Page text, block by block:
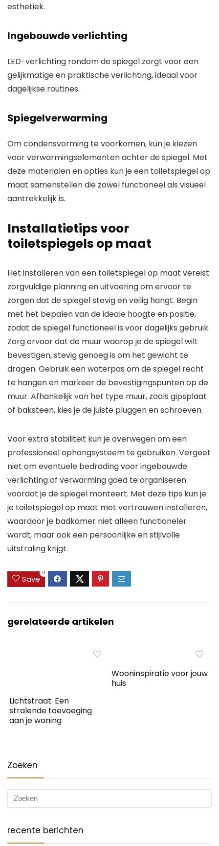
esthetiek.
Ingebouwde verlichting
LED-verlichting rondom de spiegel zorgt voor een
gelijkmatige en praktische verlichting, ideaal voor
dagelijkse routines.
Spiegelverwarming
Om condensvorming te voorkomen, kun je kiezen
voor verwarmingselementen achter de spiegel. Met
deze materialen en opties kun je een toiletspiegel op
maat samenstellen die zowel functioneel als visueel
aantrekkelijk is.
Installatietips voor
toiletspiegels op maat
Het installeren van een toiletspiegel op maat vereist
zorgvuldige planning en uitvoering om ervoor te
zorgen dat de spiegel stevig en veilig hangt. Begin
met het bepalen van de ideale hoogte en positie,
zodat de spiegel functioneel is voor dagelijks gebruik.
Zorg ervoor dat de muur waarop je de spiegel wilt
bevestigen, stevig genoeg is om het gewicht te
dragen. Gebruik een waterpas om de spiegel recht
te hangen en markeer de bevestigingspunten op de
muur. Afhankelijk van het type muur, zoals gipsplaat
of baksteen, kies je de juiste pluggen en schroeven.
Voor extra stabiliteit kun je overwegen om een
professioneel ophangsysteem te gebruiken. Vergeet
niet om eventuele bedrading voor ingebouwde
verlichting of verwarming goed te organiseren
voordat je de spiegel monteert. Met deze tips kun je
je toiletspiegel op maat met vertrouwen installeren,
waardoor je badkamer niet alleen functioneler
wordt, maar ook een persoonlijke en stijlvolle
uitstraling krijgt.
Save
0
gerelateerde artikelen
Lichtstraat: Een
stralende toevoeging
aan je woning
Wooninspiratie voor jouw
huis
Zoeken
recente berichten